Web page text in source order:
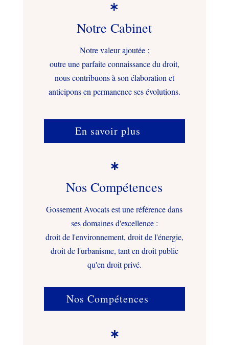

Notre Cabinet
Notre valeur ajoutée :
outre une parfaite connaissance du droit,
nous contribuons à son élaboration et
anticipons en permanence ses évolutions.
En savoir plus

Nos Compétences
Gossement Avocats est une référence dans
ses domaines d'excellence :
droit de l'environnement, droit de l'énergie,
droit de l'urbanisme, tant en droit public
qu'en droit privé.
Nos Compétences
